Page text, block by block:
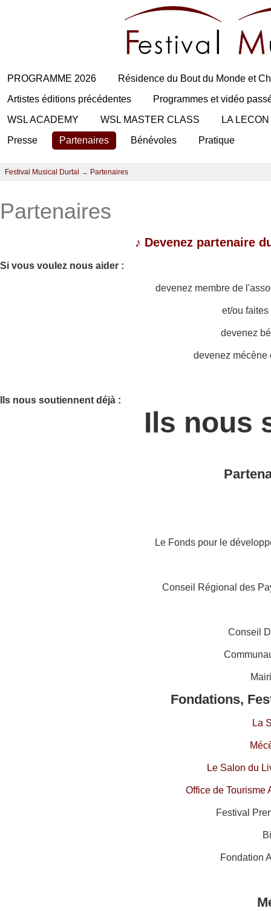
PROGRAMME 2026
Résidence du Bout du Monde et
Artistes éditions précédentes
Programmes et vidéo
WSL ACADEMY
WSL MASTER CLASS
LA
Presse
Partenaires Bénévoles Pratique
Festival Musical Durtal → Partenaires
Partenaires
♪ Devenez partenaire
Si vous voulez nous aider :
devenez membre de
et/ou
devenez
devenez mécène
Ils nous soutiennent déjà :
Ils nous
Le Fonds pour le
Conseil Régional des
Conseil
Fondations,
La
Le Salon du
Office de Tourisme
Festival
Fondation